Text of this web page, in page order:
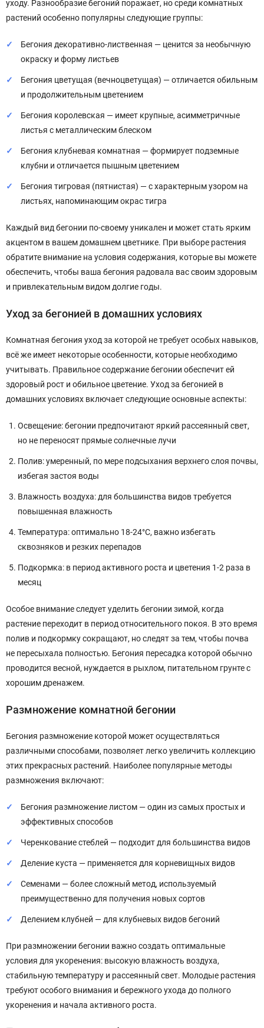
уходу. Разнообразие бегоний поражает, но среди комнатных
растений особенно популярны следующие группы:
Бегония декоративно-лиственная — ценится за необычную
окраску и форму листьев
Бегония цветущая (вечноцветущая) — отличается обильным
и продолжительным цветением
Бегония королевская — имеет крупные, асимметричные
листья с металлическим блеском
Бегония клубневая комнатная — формирует подземные
клубни и отличается пышным цветением
Бегония тигровая (пятнистая) — с характерным узором на
листьях, напоминающим окрас тигра
Каждый вид бегонии по-своему уникален и может стать ярким
акцентом в вашем домашнем цветнике. При выборе растения
обратите внимание на условия содержания, которые вы можете
обеспечить, чтобы ваша бегония радовала вас своим здоровым
и привлекательным видом долгие годы.
Уход за бегонией в домашних условиях
Комнатная бегония уход за которой не требует особых навыков,
всё же имеет некоторые особенности, которые необходимо
учитывать. Правильное содержание бегонии обеспечит ей
здоровый рост и обильное цветение. Уход за бегонией в
домашних условиях включает следующие основные аспекты:
Освещение: бегонии предпочитают яркий рассеянный свет,
но не переносят прямые солнечные лучи
Полив: умеренный, по мере подсыхания верхнего слоя почвы,
избегая застоя воды
Влажность воздуха: для большинства видов требуется
повышенная влажность
Температура: оптимально 18-24°C, важно избегать
сквозняков и резких перепадов
Подкормка: в период активного роста и цветения 1-2 раза в
месяц
Особое внимание следует уделить бегонии зимой, когда
растение переходит в период относительного покоя. В это время
полив и подкормку сокращают, но следят за тем, чтобы почва
не пересыхала полностью. Бегония пересадка которой обычно
проводится весной, нуждается в рыхлом, питательном грунте с
хорошим дренажем.
Размножение комнатной бегонии
Бегония размножение которой может осуществляться
различными способами, позволяет легко увеличить коллекцию
этих прекрасных растений. Наиболее популярные методы
размножения включают:
Бегония размножение листом — один из самых простых и
эффективных способов
Черенкование стеблей — подходит для большинства видов
Деление куста — применяется для корневищных видов
Семенами — более сложный метод, используемый
преимущественно для получения новых сортов
Делением клубней — для клубневых видов бегоний
При размножении бегонии важно создать оптимальные
условия для укоренения: высокую влажность воздуха,
стабильную температуру и рассеянный свет. Молодые растения
требуют особого внимания и бережного ухода до полного
укоренения и начала активного роста.